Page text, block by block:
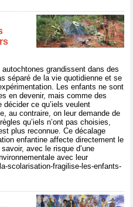
grandissent dans des
séparé de la vie quotidienne et se
Les enfants ne sont
en devenir, mais comme des
ce qu’iels veulent
au contraire, on leur demande de
qu’iels n’ont pas choisies,
plus reconnue. Ce décalage
enfantine affecte directement le
avec le risque d’une
avec leur
scolarisation-fragilise-les-enfants-